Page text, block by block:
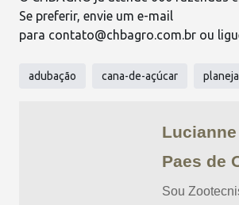
Se preferir, envie um e-mail
para contato@chbagro.com.br ou
adubação cana-de-açúcar
Paes de
Sou